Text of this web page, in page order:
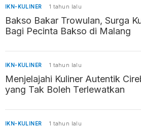
IKN-KULINER 1 tahun lalu
Bakso Bakar Trowulan, Surga
Bagi Pecinta Bakso di Malang
IKN-KULINER 1 tahun lalu
Menjelajahi Kuliner Autentik
yang Tak Boleh Terlewatkan
IKN-KULINER 1 tahun lalu